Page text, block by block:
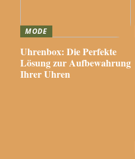
MODE
Uhrenbox: Die Perfekte
Lösung zur Aufbewahrung
Ihrer Uhren